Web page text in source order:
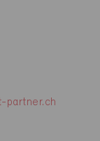
partner.ch